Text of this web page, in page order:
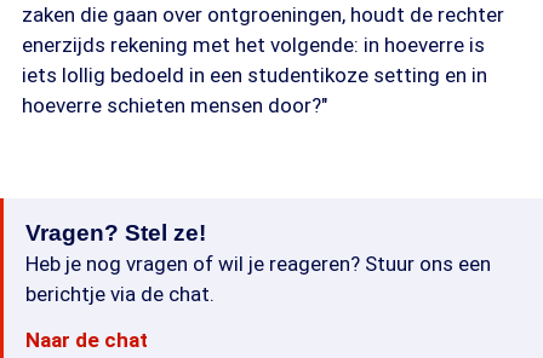
zaken die gaan over ontgroeningen, houdt de rechter
enerzijds rekening met het volgende: in hoeverre is
iets lollig bedoeld in een studentikoze setting en in
hoeverre schieten mensen door?"
Vragen? Stel ze!
Heb je nog vragen of wil je reageren? Stuur ons een
berichtje via de chat.
Naar de chat